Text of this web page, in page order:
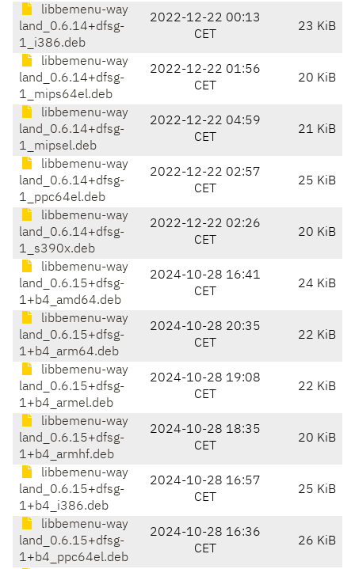
libbemenu-way
land_0.6.14+dfsg-
1_i386.deb
2022-12-22 00:13
CET
23 KiB
libbemenu-way
land_0.6.14+dfsg-
1_mips64el.deb
2022-12-22 01:56
CET
20 KiB
libbemenu-way
land_0.6.14+dfsg-
1_mipsel.deb
2022-12-22 04:59
CET
21 KiB
libbemenu-way
land_0.6.14+dfsg-
1_ppc64el.deb
2022-12-22 02:57
CET
25 KiB
libbemenu-way
land_0.6.14+dfsg-
1_s390x.deb
2022-12-22 02:26
CET
20 KiB
libbemenu-way
land_0.6.15+dfsg-
1+b4_amd64.deb
2024-10-28 16:41
CET
24 KiB
libbemenu-way
land_0.6.15+dfsg-
1+b4_arm64.deb
2024-10-28 20:35
CET
22 KiB
libbemenu-way
land_0.6.15+dfsg-
1+b4_armel.deb
2024-10-28 19:08
CET
22 KiB
libbemenu-way
land_0.6.15+dfsg-
1+b4_armhf.deb
2024-10-28 18:35
CET
20 KiB
libbemenu-way
land_0.6.15+dfsg-
1+b4_i386.deb
2024-10-28 16:57
CET
25 KiB
libbemenu-way
land_0.6.15+dfsg-
1+b4_ppc64el.deb
2024-10-28 16:36
CET
26 KiB